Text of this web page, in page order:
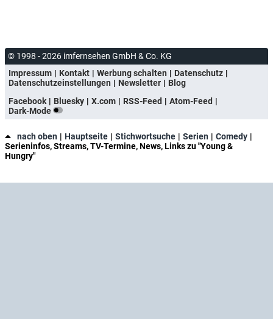
© 1998 - 2026 imfernsehen GmbH & Co. KG
Impressum
Kontakt Werbung schalten
Datenschutz
Datenschutzeinstellungen
Newsletter
Blog
Facebook
Bluesky X.com RSS-Feed
Atom-Feed
Dark-Mode
nach oben Hauptseite Stichwortsuche Serien
Comedy
Serieninfos, Streams, TV-Termine, News, Links zu "Young &
Hungry"